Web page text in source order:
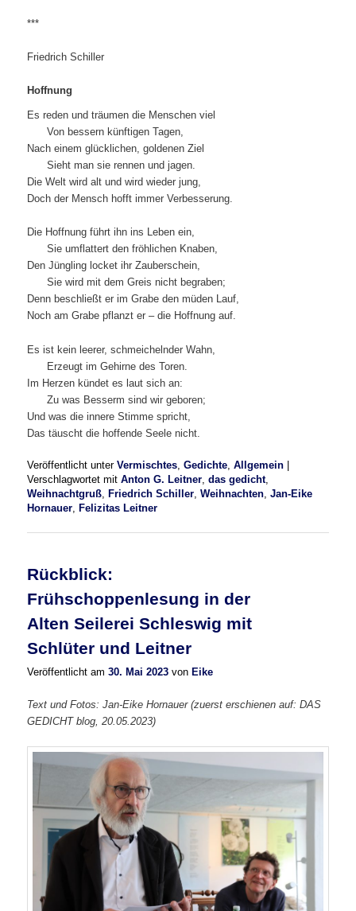
***
Friedrich Schiller
Hoffnung
Es reden und träumen die Menschen viel
Von bessern künftigen Tagen,
Nach einem glücklichen, goldenen Ziel
Sieht man sie rennen und jagen.
Die Welt wird alt und wird wieder jung,
Doch der Mensch hofft immer Verbesserung.
Die Hoffnung führt ihn ins Leben ein,
Sie umflattert den fröhlichen Knaben,
Den Jüngling locket ihr Zauberschein,
Sie wird mit dem Greis nicht begraben;
Denn beschließt er im Grabe den müden Lauf,
Noch am Grabe pflanzt er – die Hoffnung auf.
Es ist kein leerer, schmeichelnder Wahn,
Erzeugt im Gehirne des Toren.
Im Herzen kündet es laut sich an:
Zu was Besserm sind wir geboren;
Und was die innere Stimme spricht,
Das täuscht die hoffende Seele nicht.
Veröffentlicht unter Vermischtes ,Gedichte ,Allgemein |
Verschlagwortet mit Anton G. Leitner ,das gedicht,
Weihnachtgruß ,Friedrich Schiller ,Weihnachten ,Jan-Eike
Hornauer ,Felizitas Leitner
Rückblick:
Frühschoppenlesung in der
Alten Seilerei Schleswig mit
Schlüter und Leitner
Veröffentlicht am30. Mai 2023 von Eike
Text und Fotos: Jan-Eike Hornauer (zuerst erschienen auf: DAS
GEDICHT blog, 20.05.2023)